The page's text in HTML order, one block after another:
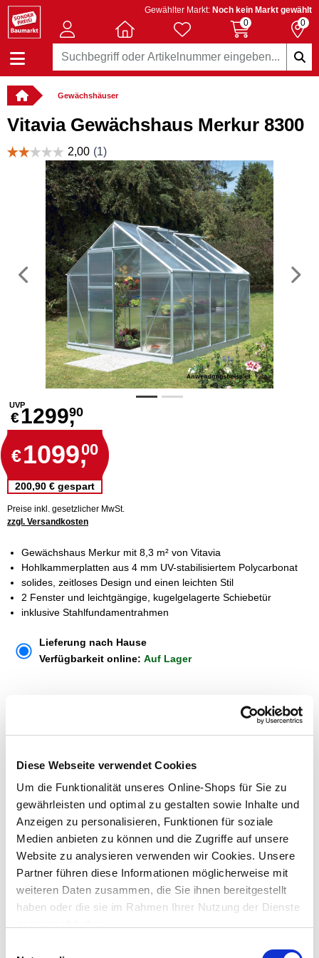
Diese Webseite verwendet Cookies
Um die Funktionalität unseres Online-Shops für Sie zu
gewährleisten und optimal zu gestalten sowie Inhalte und
Anzeigen zu personalisieren, Funktionen für soziale
Medien anbieten zu können und die Zugriffe auf unsere
Website zu analysieren verwenden wir Cookies. Unsere
Partner führen diese Informationen möglicherweise mit
weiteren Daten zusammen, die Sie ihnen bereitgestellt
haben oder die sie im Rahmen Ihrer Nutzung der Dienste
Gewählter Markt: Noch kein Markt gewählt
0
0
Gewächshäuser
Vitavia Gewächshaus Merkur 8300
Vorheriges
UVP
€1299,90
€1099,00
200,90 € gespart
Preise inkl. gesetzlicher MwSt.
zzgl. Versandkosten
Gewächshaus Merkur mit 8,3 m² von Vitavia
Hohlkammerplatten aus 4 mm UV-stabilisiertem Polycarbonat
solides, zeitloses Design und einen leichten Stil
2 Fenster und leichtgängige, kugelgelagerte Schiebetür
inklusive Stahlfundamentrahmen
Lieferung nach Hause
Verfügbarkeit online: Auf Lager
Dieser Artikel kann über Abholung im Markt nicht
reserviert werden
Menge
In den Warenkorb
Merken
ZUBEHÖR UND PASSENDE ARTIKEL: